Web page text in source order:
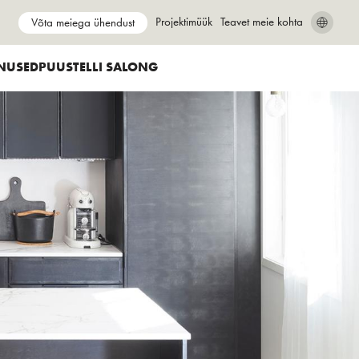
SEARCH CLOSE
Võta meiega ühendust Show submenu for
Projektimüük Show submenu for
Teavet meie kohta
PUUSTELLI SALONG